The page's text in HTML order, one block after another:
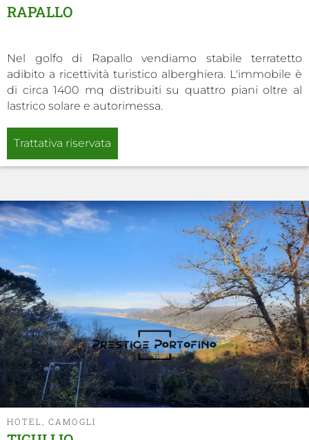
RAPALLO
Nel golfo di Rapallo vendiamo stabile terratetto
adibito a ricettività turistico alberghiera. L'immobile è
di circa 1400 mq distribuiti su quattro piani oltre al
lastrico solare e autorimessa.
Trattativa riservata
HOTEL, CAMOGLI